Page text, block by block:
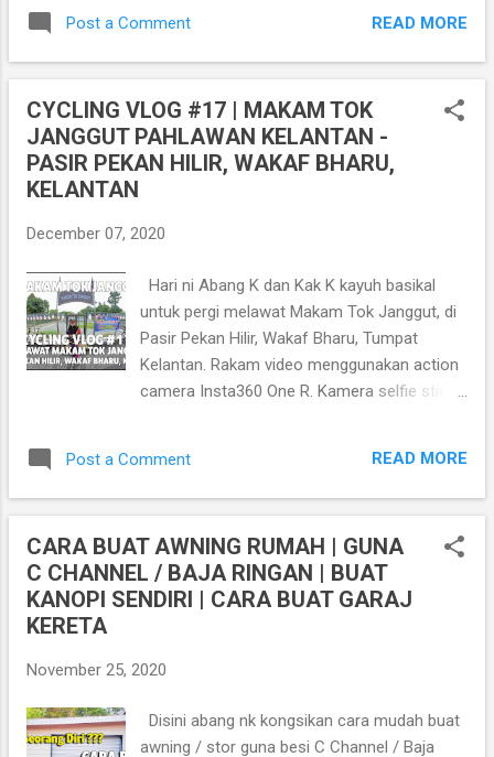
warna lembu Holstein iaitu lembu paling
Ani ni memang paling sedap. Ikan Bekok Kak
Ani ni rasa dia lembut, tak masin sangat, dan
memang sensitif kalau makanan yang ada
bau ni. Selera akan down bila nak makan tu
ada bau-bau sikit. So Ikan Bekok Kak Ani ni
ni, boleh la hubungi Kak Ani di nombor 010-
https://maps.app.goo.gl/NR1AM6TraD1NLcLi
9 So korang kena hubungi Kak Ani dan rasa
sendiri Ikan Bekok Kak Ani kalau nak tanya
apa-apa pasal Ikan Bekok yang super sedap
yang ada menjual Ikan Bekok ni. Jangan l...
Post a Comment READ MORE
CYCLING VLOG #17 | MAKAM TOK
JANGGUT PAHLAWAN KELANTAN -
PASIR PEKAN HILIR, WAKAF BHARU,
KELANTAN
December 07, 2020
Hari ni Abang K dan Kak K kayuh basikal
untuk pergi melawat Makam Tok Janggut, di
Pasir Pekan Hilir, Wakaf Bharu, Tumpat
Kelantan. Rakam video menggunakan action
camera Insta360 One R. Kamera selfie stick
Kelantan
https://goo.gl/maps/Hu7dNGk2cErKsMgn8
PASIR PEKAN HILIR,TUMPAT. Makam Tok
Janggut terletak di Kampung Saring iaitu di
Pasir Pekan Hilir di Pekan Wakaf Bharu dalam
menentang British. Mat Hassan Munas atau
merupakan seorang ulama dan pahlawan
Post a Comment READ MORE
CARA BUAT AWNING RUMAH | GUNA
C CHANNEL / BAJA RINGAN | BUAT
KANOPI SENDIRI | CARA BUAT GARAJ
KERETA
November 25, 2020
Disini abang nk kongsikan cara mudah buat
awning / stor guna besi C Channel / Baja